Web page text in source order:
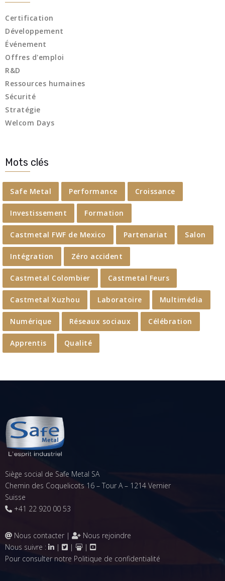
Certification
Développement
Événement
Offres d'emploi
R&D
Ressources humaines
Sécurité
Stratégie
Welcom Days
Mots clés
Safe Metal Performance Croissance
Investissement Formation
Castmetal FWF de Mexico Partenariat Salon
Intégration Zéro accident
Castmetal Colombier Castmetal Feurs
Castmetal Xuzhou Laboratoire Multimédia
Numérique Réseaux sociaux Célébration
Apprentis Qualité
Siège social de Safe Metal SA
Chemin des Coquelicots 16 – Tour A – 1214 Vernier
Suisse
+41 22 920 00 53
Nous contacter |
Nous rejoindre
Nous suivre :
| |
|
Pour consulter notre Politique de confidentialité